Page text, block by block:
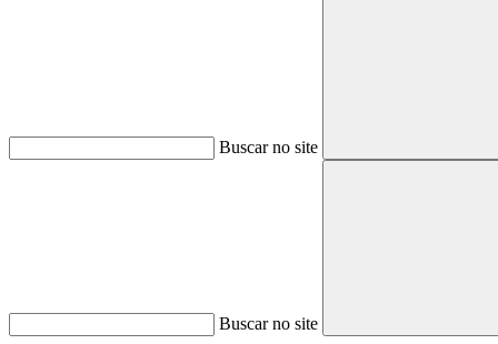
Buscar no site
Buscar no site